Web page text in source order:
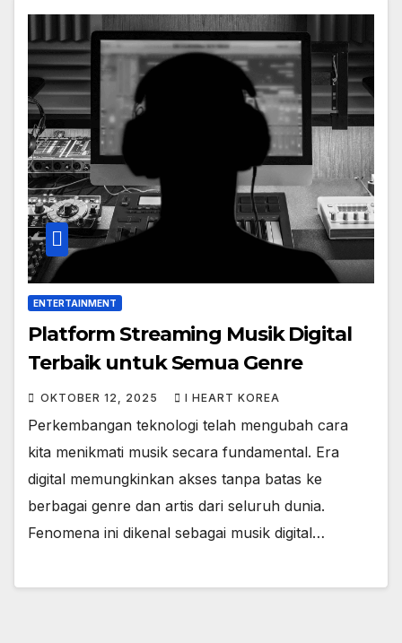
ENTERTAINMENT
Platform Streaming Musik Digital
Terbaik untuk Semua Genre
OKTOBER 12, 2025 I HEART KOREA
Perkembangan teknologi telah mengubah cara
kita menikmati musik secara fundamental. Era
digital memungkinkan akses tanpa batas ke
berbagai genre dan artis dari seluruh dunia.
Fenomena ini dikenal sebagai musik digital…